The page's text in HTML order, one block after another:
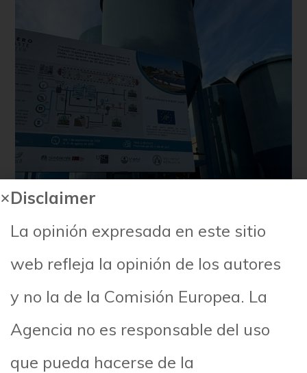
Disclaimer
La opinión expresada en este sitio
web refleja la opinión de los autores
y no la de la Comisión Europea. La
Agencia no es responsable del uso
que pueda hacerse de la